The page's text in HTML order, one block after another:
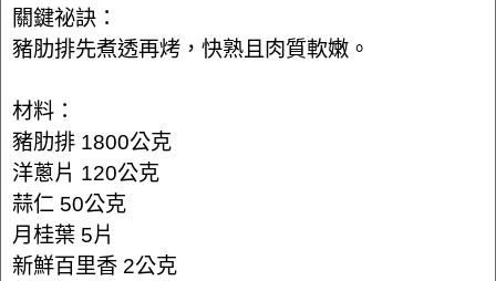
關鍵祕訣：
豬肋排先煮透再烤，快熟且肉質軟嫩。
材料：
豬肋排 1800公克
洋蔥片 120公克
蒜仁 50公克
月桂葉 5片
新鮮百里香 2公克